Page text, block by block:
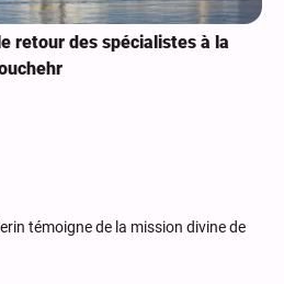
retour des spécialistes à la
témoigne de la mission divine de